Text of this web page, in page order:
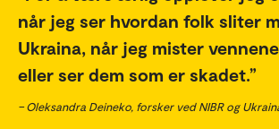
når jeg ser hvordan folk sliter
Ukraina, når jeg mister
eller ser dem som er skadet.
– Oleksandra Deineko, forsker ved NIBR og